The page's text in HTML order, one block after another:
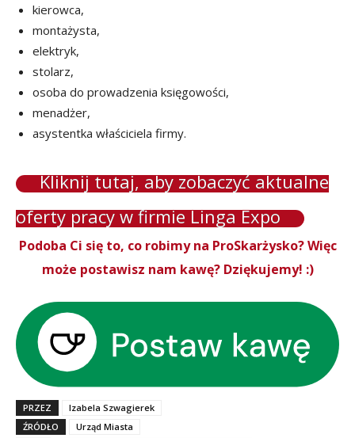
kierowca,
montażysta,
elektryk,
stolarz,
osoba do prowadzenia księgowości,
menadżer,
asystentka właściciela firmy.
Kliknij tutaj, aby zobaczyć aktualne
oferty pracy w firmie Linga Expo
Podoba Ci się to, co robimy na ProSkarżysko? Więc
może postawisz nam kawę? Dziękujemy! :)
PRZEZ
Izabela Szwagierek
ŹRÓDŁO
Urząd Miasta